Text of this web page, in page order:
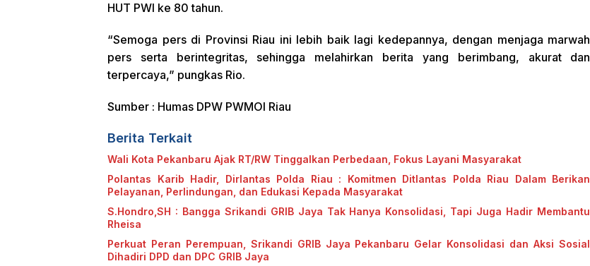
HUT PWI ke 80 tahun.
“Semoga pers di Provinsi Riau ini lebih baik lagi kedepannya, dengan menjaga marwah
pers serta berintegritas, sehingga melahirkan berita yang berimbang, akurat dan
terpercaya,” pungkas Rio.
Sumber : Humas DPW PWMOI Riau
Berita Terkait
Wali Kota Pekanbaru Ajak RT/RW Tinggalkan Perbedaan, Fokus Layani Masyarakat
Polantas Karib Hadir, Dirlantas Polda Riau : Komitmen Ditlantas Polda Riau Dalam Berikan
Pelayanan, Perlindungan, dan Edukasi Kepada Masyarakat
S.Hondro,SH : Bangga Srikandi GRIB Jaya Tak Hanya Konsolidasi, Tapi Juga Hadir Membantu
Rheisa
Perkuat Peran Perempuan, Srikandi GRIB Jaya Pekanbaru Gelar Konsolidasi dan Aksi Sosial
Dihadiri DPD dan DPC GRIB Jaya